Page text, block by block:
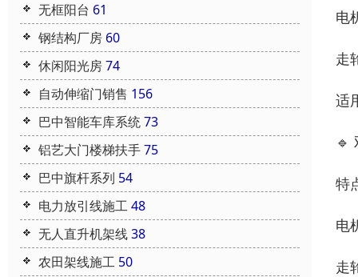
无框阳台 61
钢结构厂房 60
休闲阳光房74
自动伸缩门销售 156
巴中智能车库系统73
铝艺大门楼梯扶手75
巴中旗杆系列 54
电力放引线施工48
无人直升机架线38
农田架线施工 50
电
走
适
🔹
特
电
走